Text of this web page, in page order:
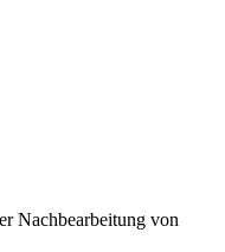
Nachbearbeitung von